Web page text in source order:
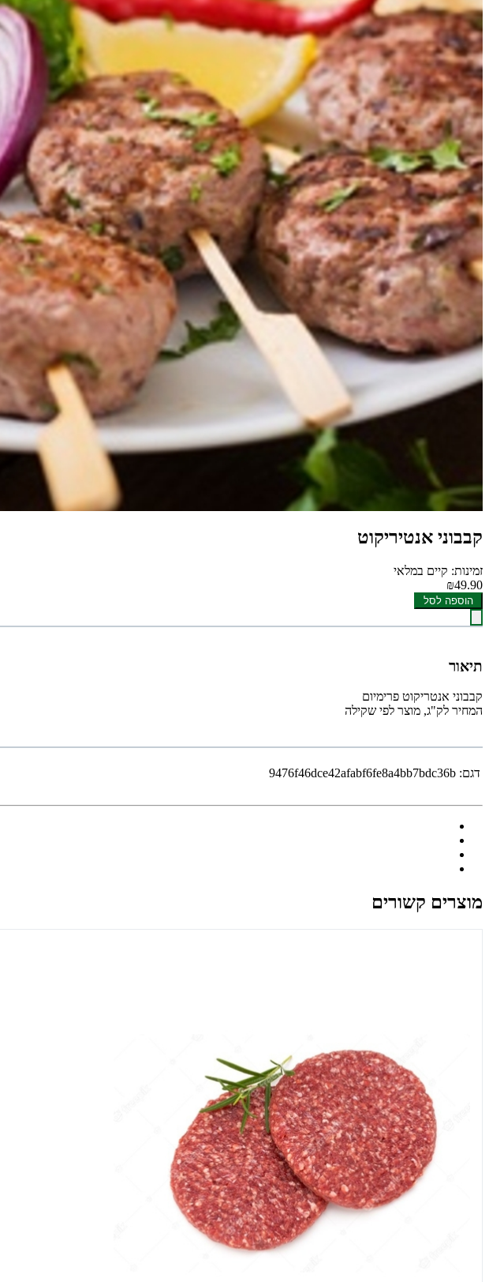
קבבוני אנטיריקוט
זמינות: קיים במלאי
₪49.90
הוספה לסל
תיאור
קבבוני אנטריקוט פרימיום
המחיר לק"ג, מוצר לפי שקילה
דגם: 9476f46dce42afabf6fe8a4bb7bdc36b
מוצרים קשורים